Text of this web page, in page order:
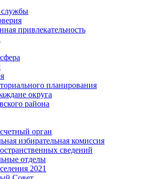
службы
привлекательность
планирования
округа
района
орган
избирательная комиссия
сведений
отделы
2021